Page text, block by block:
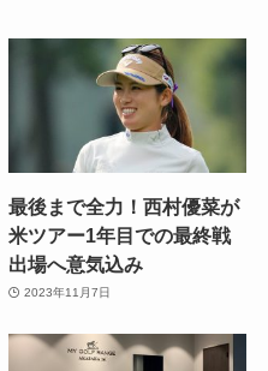
最後まで全力！西村優菜が
米ツアー1年目での最終戦
出場へ意気込み
2023年11月7日